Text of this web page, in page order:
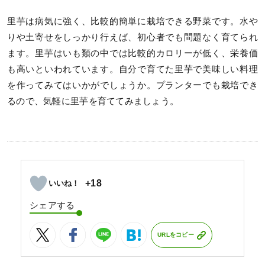
里芋は病気に強く、比較的簡単に栽培できる野菜です。水や
りや土寄せをしっかり行えば、初心者でも問題なく育てられ
ます。里芋はいも類の中では比較的カロリーが低く、栄養価
も高いといわれています。自分で育てた里芋で美味しい料理
を作ってみてはいかがでしょうか。プランターでも栽培でき
るので、気軽に里芋を育ててみましょう。
+18
シェアする
URLをコピー